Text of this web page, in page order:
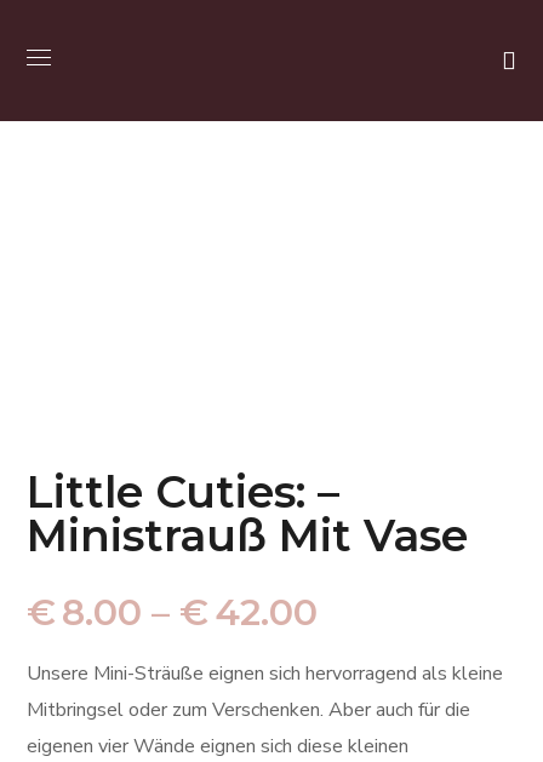
Little Cuties: –
Ministrauß Mit Vase
€8.00 – €42.00
Unsere Mini-Sträuße eignen sich hervorragend als kleine
Mitbringsel oder zum Verschenken. Aber auch für die
eigenen vier Wände eignen sich diese kleinen